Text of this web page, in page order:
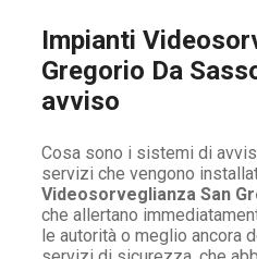
Impianti
Gregorio Da
avviso
Cosa sono i sistemi di
servizi che vengono
Videosorveglianza San
che allertano
le autorità o meglio ancora